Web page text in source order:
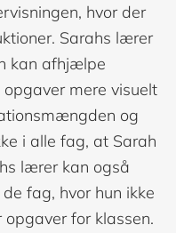
hvor der
Sarahs lærer
kan afhjælpe
mere visuelt
og
i alle fag, at Sarah
lærer kan også
fag, hvor hun ikke
for klassen.